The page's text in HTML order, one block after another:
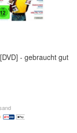
- gebraucht gut